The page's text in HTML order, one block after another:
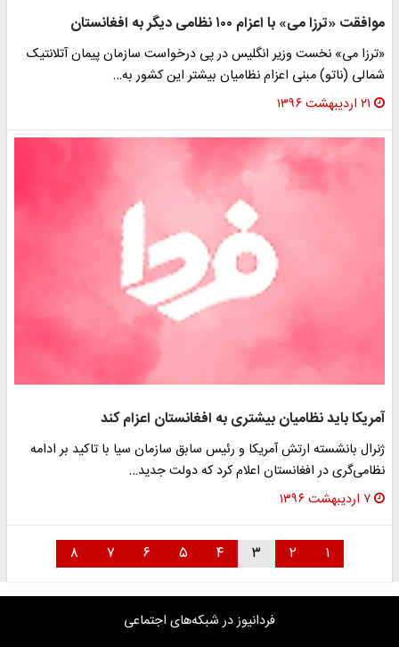
موافقت «ترزا می» با اعزام ۱۰۰ نظامی دیگر به افغانستان
«ترزا می» نخست وزیر انگلیس در پی درخواست سازمان پیمان آتلانتیک
شمالی (ناتو) مبنی اعزام نظامیان بیشتر این کشور به…
۲۱ اردیبهشت ۱۳۹۶
آمریکا باید نظامیان بیشتری به افغانستان اعزام کند
ژنرال بانشسته ارتش آمریکا و رئیس سابق سازمان سیا با تاکید بر ادامه
نظامی‌‌گری در افغانستان اعلام کرد که دولت جدید…
۷ اردیبهشت ۱۳۹۶
۱ ۲ ۳ ۴ ۵ ۶ ۷ ۸
فردانیوز در شبکه‌های اجتماعی